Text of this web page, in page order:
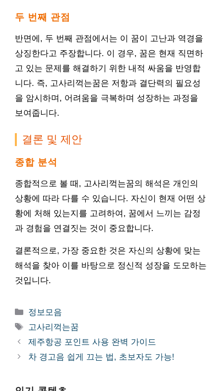
두 번째 관점
반면에, 두 번째 관점에서는 이 꿈이 고난과 역경을
상징한다고 주장합니다. 이 경우, 꿈은 현재 직면하
고 있는 문제를 해결하기 위한 내적 싸움을 반영합
니다. 즉, 고사리꺽는꿈은 저항과 결단력의 필요성
을 암시하며, 어려움을 극복하며 성장하는 과정을
보여줍니다.
결론 및 제안
종합 분석
종합적으로 볼 때, 고사리꺽는꿈의 해석은 개인의
상황에 따라 다를 수 있습니다. 자신이 현재 어떤 상
황에 처해 있는지를 고려하여, 꿈에서 느끼는 감정
과 경험을 연결짓는 것이 중요합니다.
결론적으로, 가장 중요한 것은 자신의 상황에 맞는
해석을 찾아 이를 바탕으로 정신적 성장을 도모하는
것입니다.
카
테
리
정보모음
태
그
고사리꺽는꿈
제주항공 포인트 사용 완벽 가이드
차 경고음 쉽게 끄는 법, 초보자도 가능!